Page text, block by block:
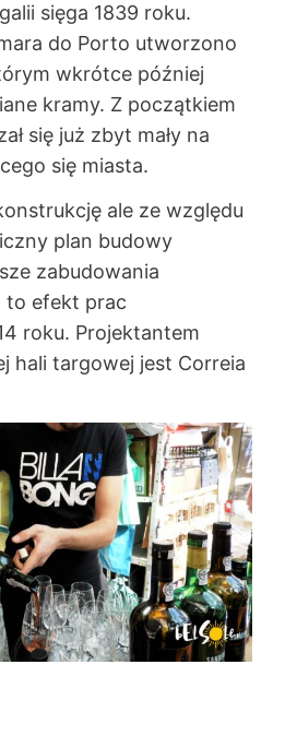
sięga 1839 roku.
do Porto utworzono
wkrótce później
kramy. Z początkiem
się już zbyt mały na
się miasta.
ale ze względu
plan budowy
zabudowania
to efekt prac
roku. Projektantem
hali targowej jest Correia